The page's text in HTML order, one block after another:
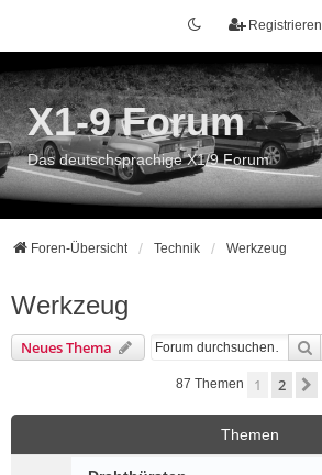
Registrieren
X1-9 Forum
Das deutschsprachige X1/9 Forum
Foren-Übersicht Technik Werkzeug
Werkzeug
Neues Thema
87 Themen 1 2
Themen